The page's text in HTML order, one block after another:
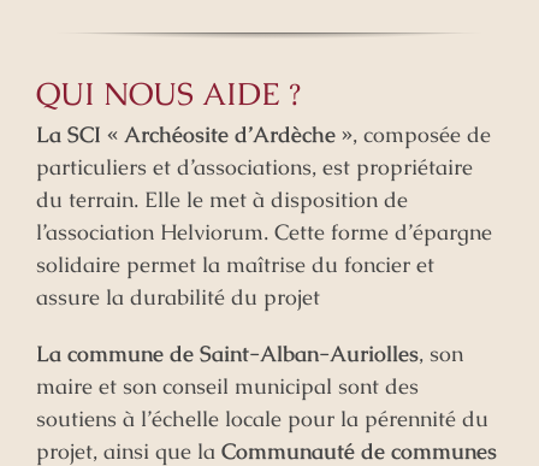
QUI NOUS AIDE ?
La SCI « Archéosite d’Ardèche », composée de
particuliers et d’associations, est propriétaire
du terrain. Elle le met à disposition de
l’association Helviorum. Cette forme d’épargne
solidaire permet la maîtrise du foncier et
assure la durabilité du projet
La commune de Saint-Alban-Auriolles, son
maire et son conseil municipal sont des
soutiens à l’échelle locale pour la pérennité du
projet, ainsi que la Communauté de communes